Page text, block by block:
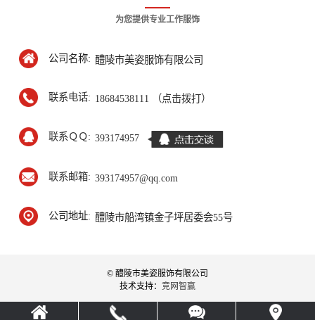
为您提供专业工作服饰
公司名称: 醴陵市美姿服饰有限公司
联系电话: 18684538111 （点击拨打）
联系ＱＱ: 393174957
联系邮箱: 393174957@qq.com
公司地址: 醴陵市船湾镇金子坪居委会55号
© 醴陵市美姿服饰有限公司
技术支持： 竞网智赢